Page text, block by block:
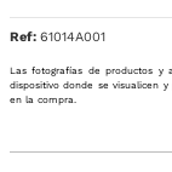
Ref: 61014A001
Las fotografías de productos y
dispositivo donde se visualicen
en la compra.